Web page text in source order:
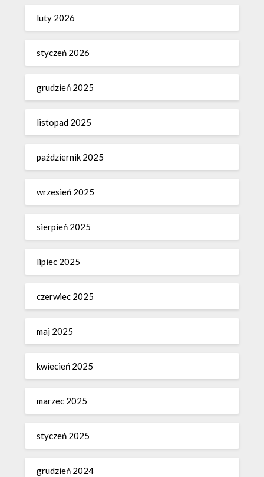
luty 2026
styczeń 2026
grudzień 2025
listopad 2025
październik 2025
wrzesień 2025
sierpień 2025
lipiec 2025
czerwiec 2025
maj 2025
kwiecień 2025
marzec 2025
styczeń 2025
grudzień 2024